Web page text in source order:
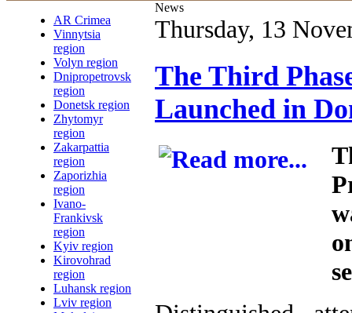
AR Crimea
Vinnytsia
region
Volyn region
Dnipropetrovsk
region
Donetsk region
Zhytomyr
region
Zakarpattia
region
Zaporizhia
region
Ivano-
Frankivsk
region
Kyiv region
Kirovohrad
region
Luhansk region
Lviv region
News
Thursday, 13
The Third
Launched in